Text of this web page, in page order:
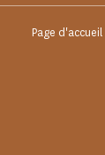
Page d'accueil